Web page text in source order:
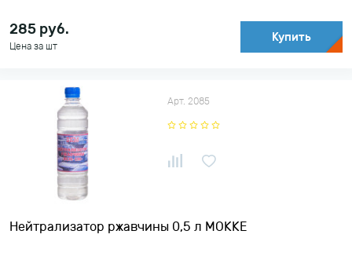
285 руб.
Цена за шт
Купить
Нейтрализатор ржавчины 0,5 л MOKKE
Арт. 2085